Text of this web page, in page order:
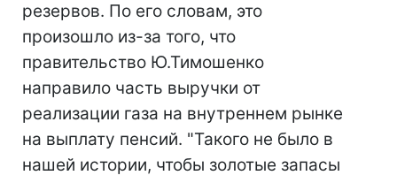
резервов. По его словам, это
произошло из-за того, что
правительство Ю.Тимошенко
направило часть выручки от
реализации газа на внутреннем рынке
на выплату пенсий. "Такого не было в
нашей истории, чтобы золотые запасы